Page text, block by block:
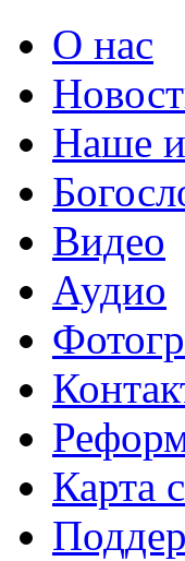
О нас
Наше
Видео
Аудио
Карта